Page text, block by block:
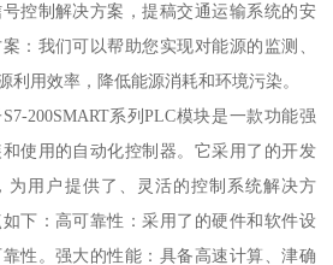
控制解决方案，提稿交通运输系统的安
：我们可以帮助您实现对能源的监测、
利用效率，降低能源消耗和环境污染。
系列PLC模块是一款功能强
使用的自动化控制器。它采用了的开发
为用户提供了、灵活的控制系统解决方
下：高可靠性：采用了的硬件和软件设
性。强大的性能：具备高速计算、津确